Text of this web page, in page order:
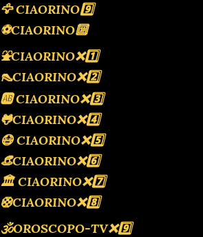
🦅 CIAORINO9️⃣
⚽️CIAORINO🔟
⛲️CIAORINO❌️1️⃣
👠CIAORINO❌️2️⃣
🆎 CIAORINO❌️3️⃣
🐸CIAORINO❌️4️⃣
😷 CIAORINO❌️5️⃣
👒CIAORINO❌️6️⃣
🏛 CIAORINO❌️7️⃣
🛟CIAORINO❌️8️⃣
🕉OROSCOPO-TV❌️9️⃣